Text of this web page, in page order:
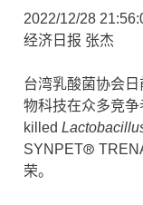
2022/12/28
经济日报 张杰
台湾乳酸菌协会
物科技在众多竞
killed
SYNPET®
荣。